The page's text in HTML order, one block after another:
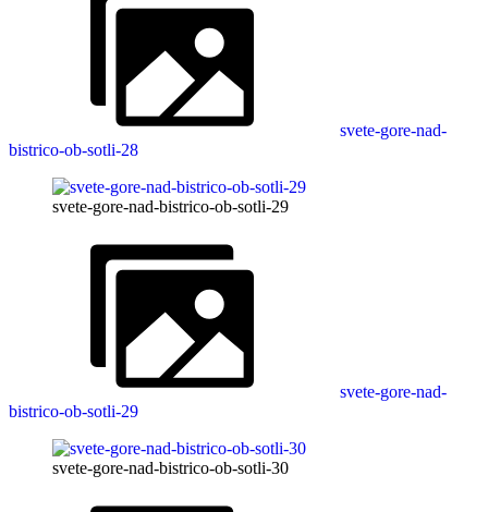
svete-gore-nad-
bistrico-ob-sotli-28
svete-gore-nad-bistrico-ob-sotli-29
svete-gore-nad-
bistrico-ob-sotli-29
svete-gore-nad-bistrico-ob-sotli-30